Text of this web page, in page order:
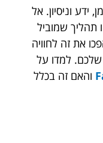
ידע וניסיון. אל
תהליך שמוביל
את זה לחוויה
שלכם. למדו על
והאם זה בכלל